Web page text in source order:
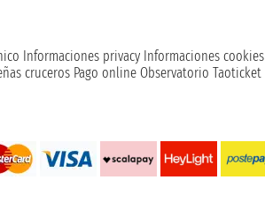
Informaciones privacy Informaciones cookies
cruceros Pago online Observatorio Taoticket